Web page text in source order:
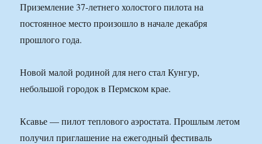
Приземление 37-летнего холостого пилота на
постоянное место произошло в начале декабря
прошлого года.
Новой малой родиной для него стал Кунгур,
небольшой городок в Пермском крае.
Ксавье — пилот теплового аэростата. Прошлым летом
получил приглашение на ежегодный фестиваль